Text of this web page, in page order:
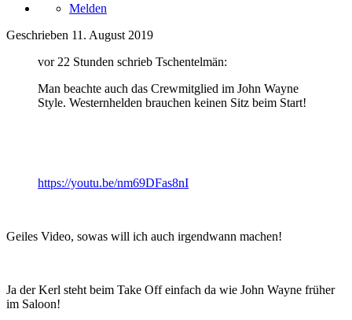
Melden
Geschrieben 11. August 2019
vor 22 Stunden schrieb Tschentelmän:
Man beachte auch das Crewmitglied im John Wayne
Style. Westernhelden brauchen keinen Sitz beim Start!
https://youtu.be/nm69DFas8nI
Geiles Video, sowas will ich auch irgendwann machen!
Ja der Kerl steht beim Take Off einfach da wie John Wayne früher
im Saloon!